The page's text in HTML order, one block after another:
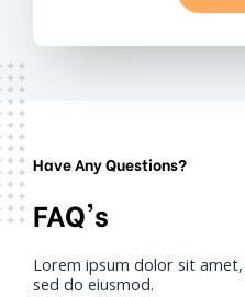
Have Any Questions?
FAQ's
Lorem ipsum dolor sit
sed do eiusmod.